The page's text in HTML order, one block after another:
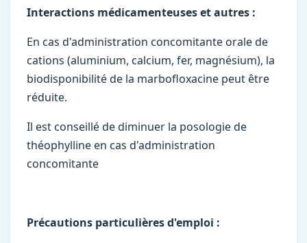
Interactions médicamenteuses et autres :
En cas d'administration concomitante orale de
cations (aluminium, calcium, fer, magnésium), la
biodisponibilité de la marbofloxacine peut être
réduite.
Il est conseillé de diminuer la posologie de
théophylline en cas d'administration
concomitante
Précautions particulières d'emploi :